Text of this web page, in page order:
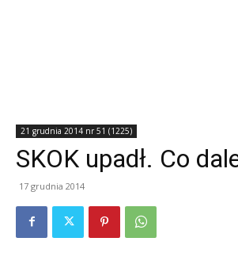
21 grudnia 2014 nr 51 (1225)
SKOK upadł. Co
17 grudnia 2014